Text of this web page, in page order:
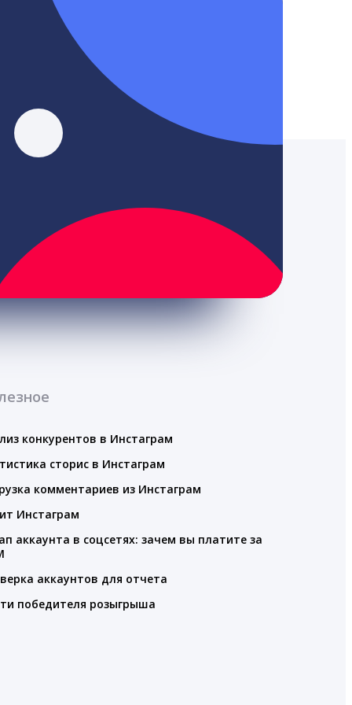
конкурентов в Инстаграм
сторис в Инстаграм
комментариев из Инстаграм
Инстаграм
аккаунта в соцсетях: зачем вы платите за
аккаунтов для отчета
победителя розыгрыша